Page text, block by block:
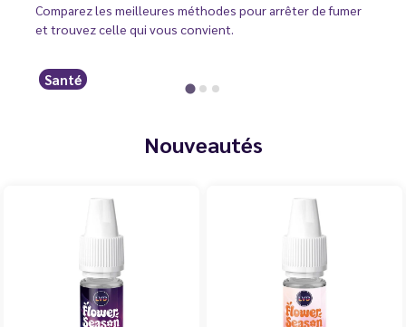
Comparez les meilleures méthodes pour arrêter de fumer
et trouvez celle qui vous convient.
Santé
Nouveautés